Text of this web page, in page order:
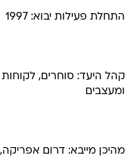
התחלת פעילות יבוא: 1997
קהל היעד: סוחרים, לקוחות
ומעצבים
מהיכן מייבא: דרום אפריקה,